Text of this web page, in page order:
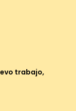
trabajo,